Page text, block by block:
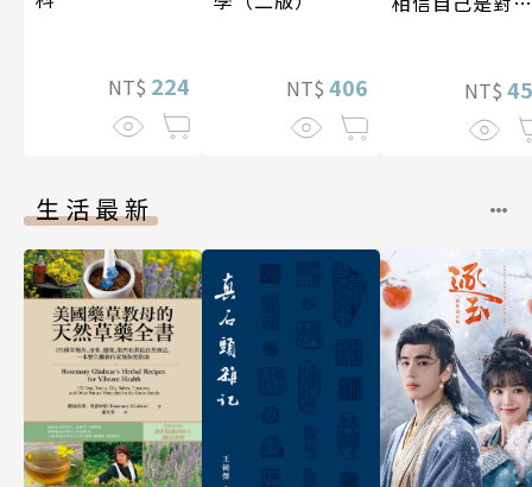
NT$ 224 NT$ 406 NT$
生活最新